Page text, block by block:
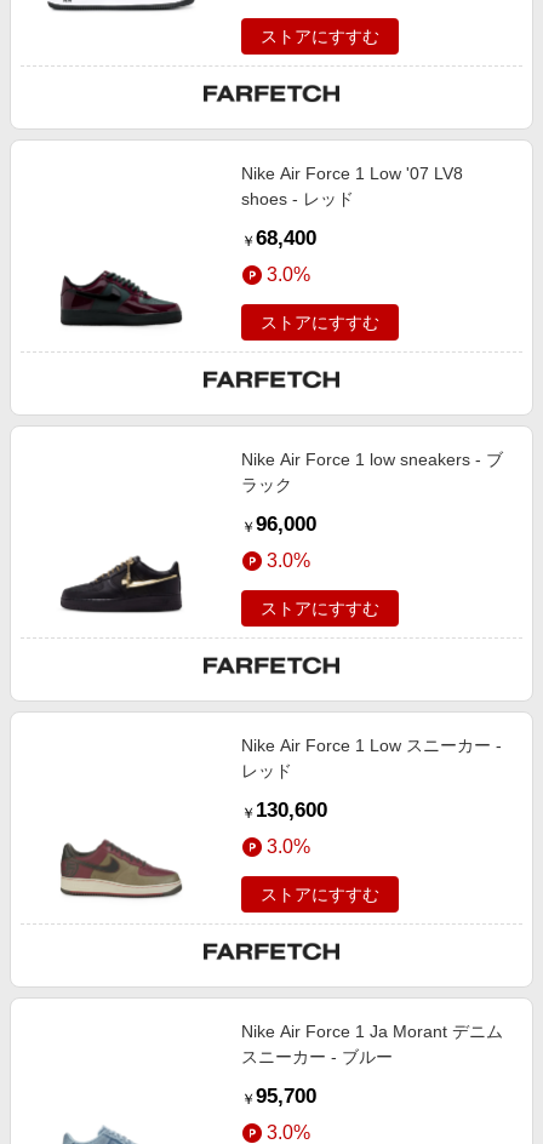
ストアにすすむ
Nike Air Force 1 Low '07 LV8
shoes - レッド
￥ 68,400
3.0%
ストアにすすむ
Nike Air Force 1 low sneakers - ブ
ラック
￥ 96,000
3.0%
ストアにすすむ
Nike Air Force 1 Low スニーカー -
レッド
￥ 130,600
3.0%
ストアにすすむ
Nike Air Force 1 Ja Morant デニム
スニーカー - ブルー
￥ 95,700
3.0%